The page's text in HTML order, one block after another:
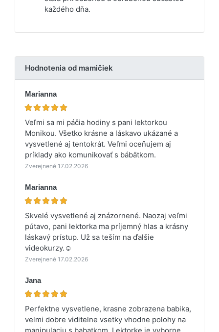
každého dňa.
Hodnotenia od mamičiek
Marianna
Veľmi sa mi páčia hodiny s pani lektorkou
Monikou. Všetko krásne a láskavo ukázané a
vysvetlené aj tentokrát. Veľmi oceňujem aj
príklady ako komunikovať s bábätkom.
Zverejnené 17.02.2026
Marianna
Skvelé vysvetlené aj znázornené. Naozaj veľmi
pútavo, pani lektorka ma príjemný hlas a krásny
láskavý prístup. Už sa teším na ďalšie
videokurzy.☺️
Zverejnené 17.02.2026
Jana
Perfektne vysvetlene, krasne zobrazena babika,
velmi dobre viditelne vsetky vhodne polohy na
manipulaciu s babatkom. Lektorke je vyborne